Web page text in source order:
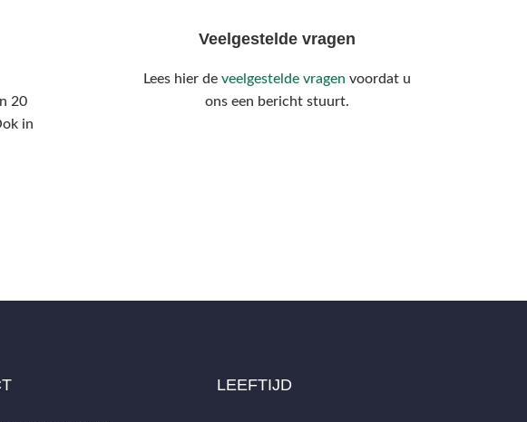
20
in
Veelgestelde vragen
Lees hier de veelgestelde vragen voordat u
ons een bericht stuurt.
LEEFTIJD